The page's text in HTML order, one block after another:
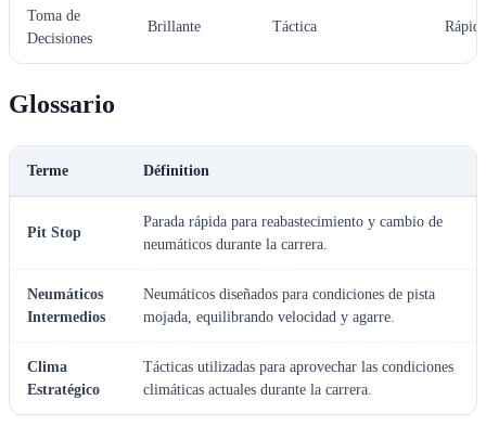
Toma de
Decisiones
Brillante Táctica Rápida
Glossario
Terme Définition
Pit Stop
Parada rápida para reabastecimiento y cambio de
neumáticos durante la carrera.
Neumáticos
Intermedios
Neumáticos diseñados para condiciones de pista
mojada, equilibrando velocidad y agarre.
Clima
Estratégico
Tácticas utilizadas para aprovechar las condiciones
climáticas actuales durante la carrera.